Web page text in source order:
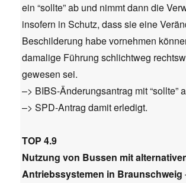
ein “sollte” ab und nimmt dann die
insofern in Schutz, dass sie eine
Beschilderung habe vornehmen
damalige Führung schlichtweg
gewesen sei.
–> BIBS-Änderungsantrag mit “sollte”
–> SPD-Antrag damit erledigt.
TOP 4.9
Nutzung von Bussen mit
Antriebssystemen in Braunschweig